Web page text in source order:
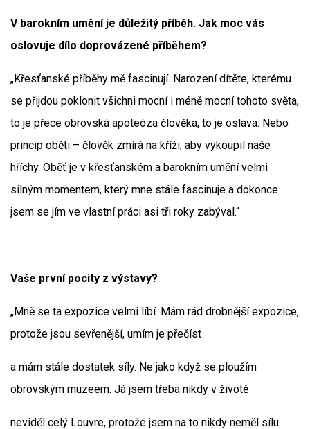
V barokním umění je důležitý příběh. Jak moc vás
oslovuje dílo doprovázené příběhem?
„Křesťanské příběhy mě fascinují. Narození dítěte, kterému
se přijdou poklonit všichni mocní i méně mocní tohoto světa,
to je přece obrovská apoteóza člověka, to je oslava. Nebo
princip oběti – člověk zmírá na kříži, aby vykoupil naše
hříchy. Oběť je v křesťanském a barokním umění velmi
silným momentem, který mne stále fascinuje a dokonce
jsem se jím ve vlastní práci asi tři roky zabýval.“
Vaše první pocity z výstavy?
„Mně se ta expozice velmi líbí. Mám rád drobnější expozice,
protože jsou sevřenější, umím je přečíst
a mám stále dostatek síly. Ne jako když se ploužím
obrovským muzeem. Já jsem třeba nikdy v životě
neviděl celý Louvre, protože jsem na to nikdy neměl sílu.